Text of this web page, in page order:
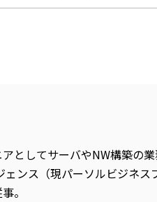
としてサーバやNW構築の業
ェンス（現パーソルビジネ
。